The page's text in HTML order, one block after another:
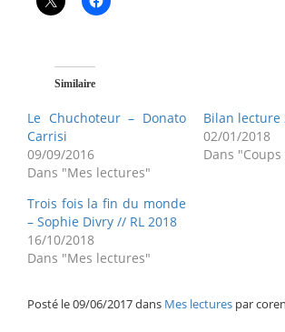
Similaire
Le Chuchoteur – Donato
Carrisi
09/09/2016
Dans "Mes lectures"
Bilan lecture
02/01/2018
Dans
Trois fois la fin du monde
– Sophie Divry // RL 2018
16/10/2018
Dans "Mes lectures"
Posté le 09/06/2017 dans Mes lectures par